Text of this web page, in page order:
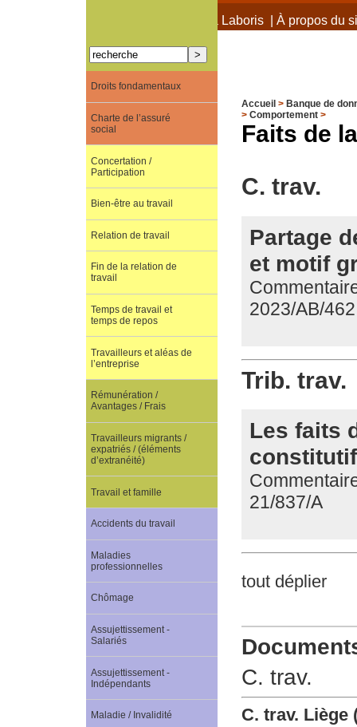
À propos de Terra Laboris| À propos du
Accueil > Banque de
> Comportement>
Faits de
C. trav.
Partage
et motif
2023/AB/462
Trib. trav.
Les faits
21/837/A
tout déplier
C. trav.
C. trav. Liège
Droits fondamentaux
Charte de l’assuré
social
Concertation /
Participation
Bien-être au travail
Relation de travail
Fin de la relation de
travail
Temps de travail et
temps de repos
Travailleurs et aléas de
l’entreprise
Rémunération /
Avantages / Frais
Travailleurs migrants /
expatriés / (éléments
d’extranéité)
Travail et famille
Accidents du travail
Maladies
professionnelles
Chômage
Assujettissement -
Salariés
Assujettissement -
Indépendants
Maladie / Invalidité